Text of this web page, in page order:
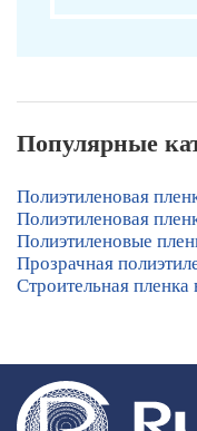
Популярные
Полиэтиленовая
Полиэтиленовая
Полиэтиленовые
Прозрачная
Строительная пленка